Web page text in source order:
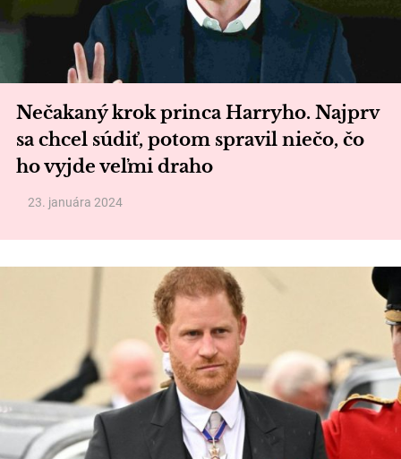
Nečakaný krok princa Harryho. Najprv
sa chcel súdiť, potom spravil niečo, čo
ho vyjde veľmi draho
23. januára 2024